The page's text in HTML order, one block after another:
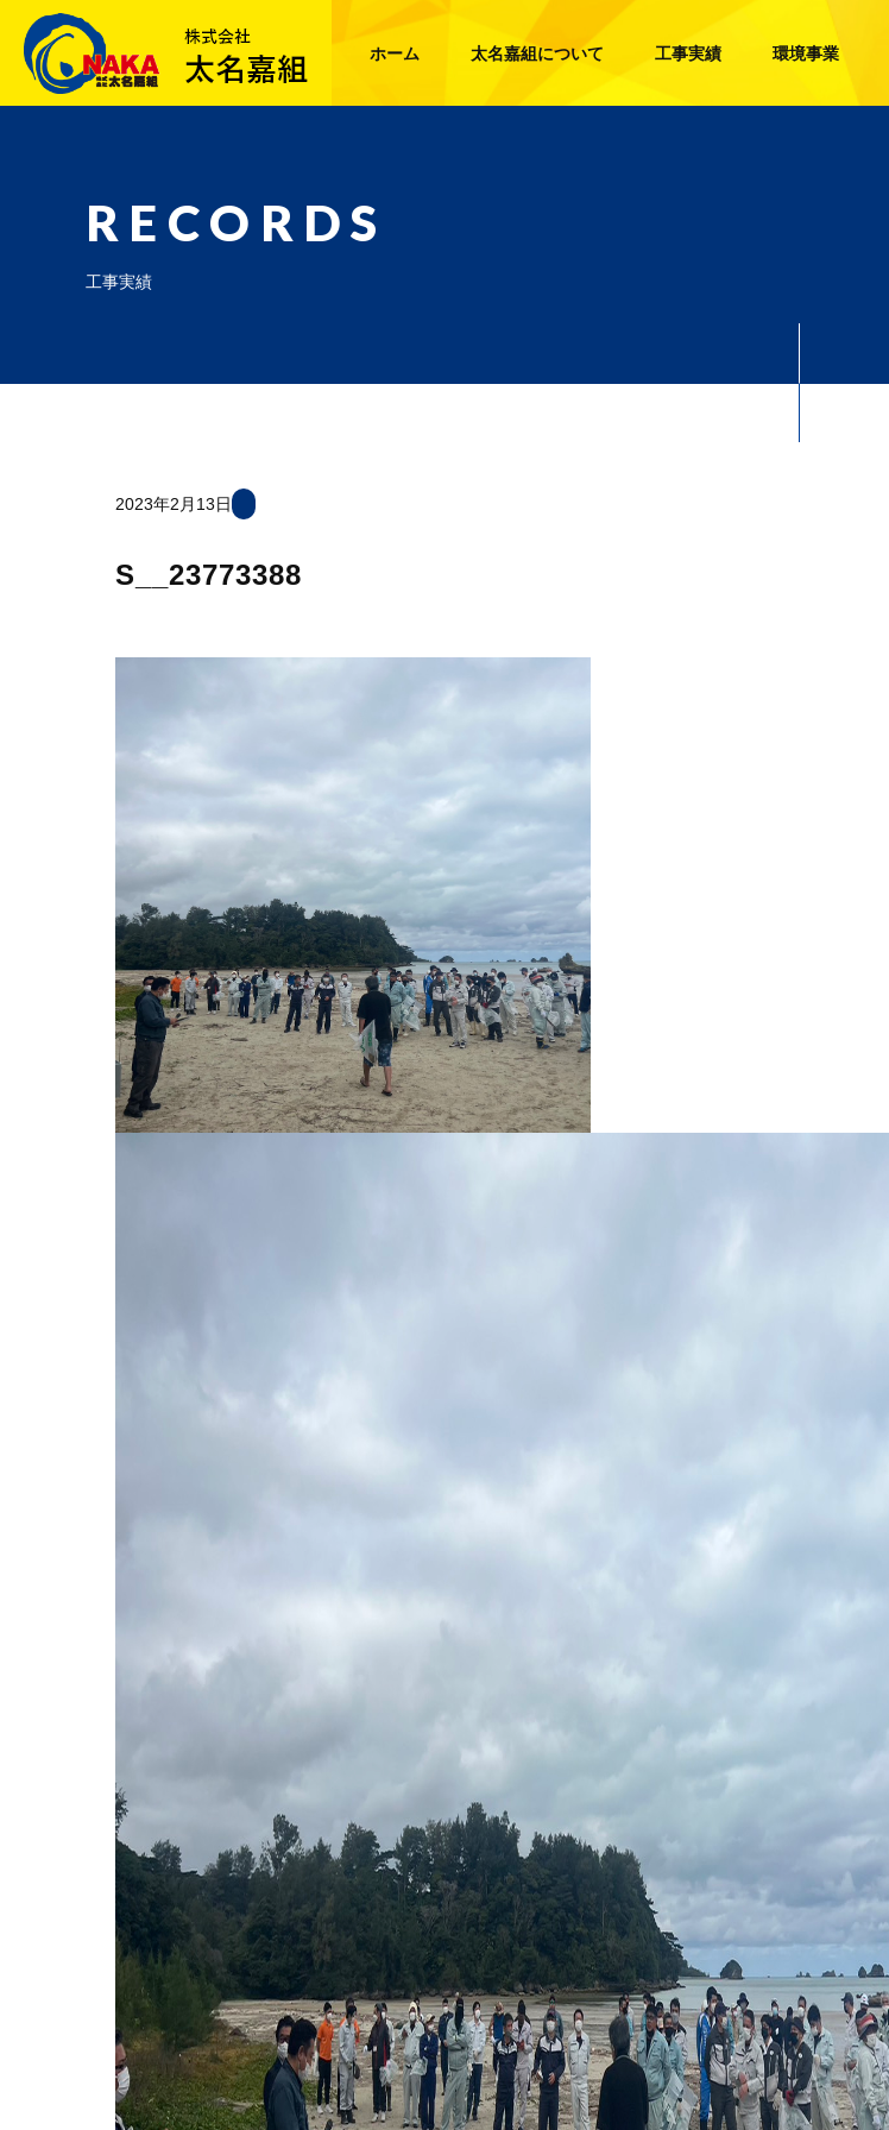
ホーム 太名嘉組について 工事実績 環境事業
RECORDS
工事実績
2023年2月13日
S__23773388